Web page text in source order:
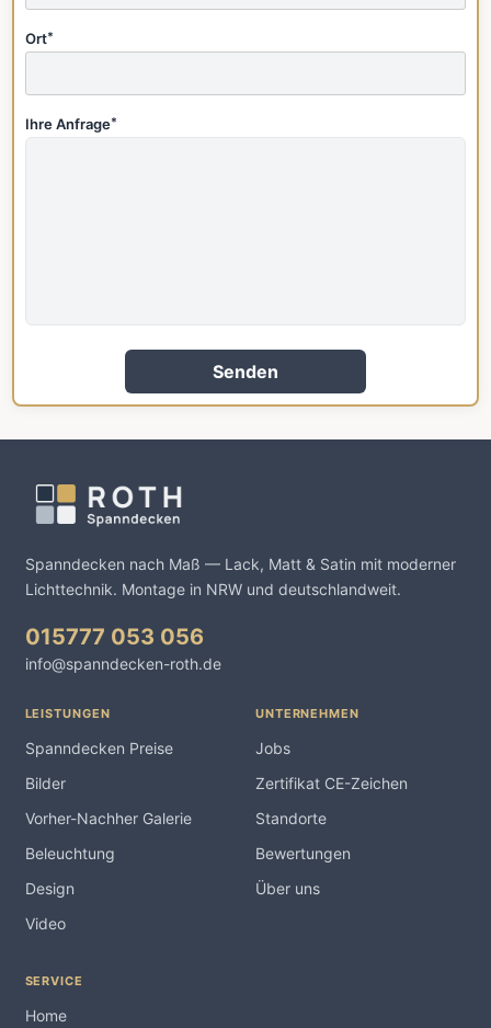
Ort*
Ihre Anfrage*
Senden
Spanndecken nach Maß — Lack, Matt & Satin mit moderner
Lichttechnik. Montage in NRW und deutschlandweit.
015777 053 056
info@spanndecken-roth.de
LEISTUNGEN
Spanndecken Preise
Bilder
Vorher-Nachher Galerie
Beleuchtung
Design
Video
UNTERNEHMEN
Jobs
Zertifikat CE-Zeichen
Standorte
Bewertungen
Über uns
SERVICE
Home